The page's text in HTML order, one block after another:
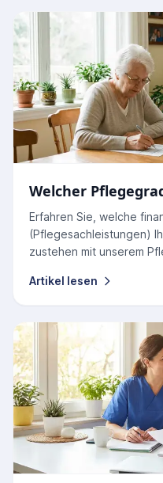
Welcher
Erfahren Sie, welche
(Pflegesachleistungen)
zustehen mit unserem
Artikel lesen